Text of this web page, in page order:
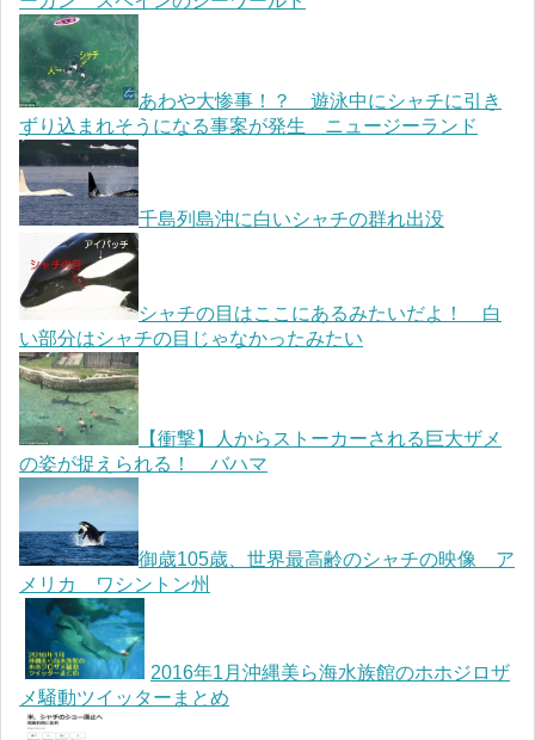
あわや大惨事！？ 遊泳中にシャチに引き
ずり込まれそうになる事案が発生 ニュージーランド
千島列島沖に白いシャチの群れ出没
シャチの目はここにあるみたいだよ！ 白
い部分はシャチの目じゃなかったみたい
【衝撃】人からストーカーされる巨大ザメ
の姿が捉えられる！ バハマ
御歳105歳、世界最高齢のシャチの映像 ア
メリカ ワシントン州
2016年1月沖縄美ら海水族館のホホジロザ
メ騒動ツイッターまとめ